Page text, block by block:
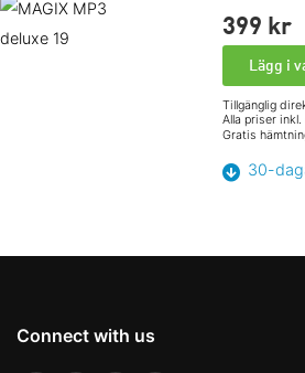
399 kr
Lägg i
Tillgänglig
Alla priser inkl.
Gratis
30-
Connect with us